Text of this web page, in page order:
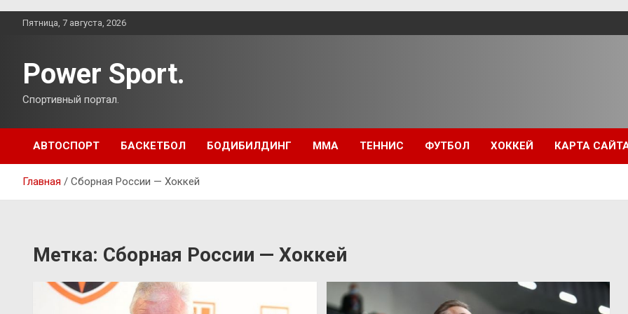
ПерейтиПятница, 7 августа, 2026
Power Sport.
Спортивный портал.
АВТОСПОРТ БАСКЕТБОЛ БОДИБИЛДИНГ ММА ТЕННИС ФУТБОЛ ХОККЕЙ КАРТА
Главная Сборная России — Хоккей
Метка: Сборная России — Хоккей